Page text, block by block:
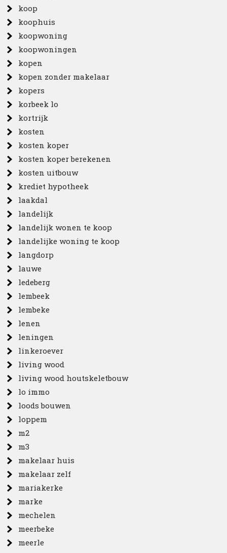
koop
koophuis
koopwoning
koopwoningen
kopen
kopen zonder makelaar
kopers
korbeek lo
kortrijk
kosten
kosten koper
kosten koper berekenen
kosten uitbouw
krediet hypotheek
laakdal
landelijk
landelijk wonen te koop
landelijke woning te koop
langdorp
lauwe
ledeberg
lembeek
lembeke
lenen
leningen
linkeroever
living wood
living wood houtskeletbouw
lo immo
loods bouwen
loppem
m2
m3
makelaar huis
makelaar zelf
mariakerke
marke
mechelen
meerbeke
meerle